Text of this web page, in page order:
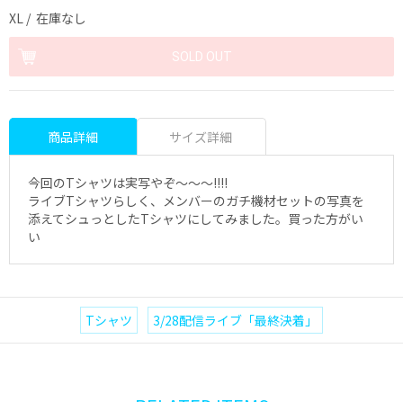
XL / 在庫なし
商品詳細 サイズ詳細
今回のTシャツは実写やぞ〜〜〜!!!!
ライブTシャツらしく、メンバーのガチ機材セットの写真を
添えてシュっとしたTシャツにしてみました。買った方がい
い
Tシャツ 3/28配信ライブ「最終決着」